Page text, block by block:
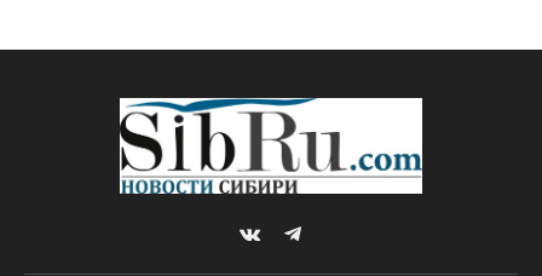
VKontakteTelegram